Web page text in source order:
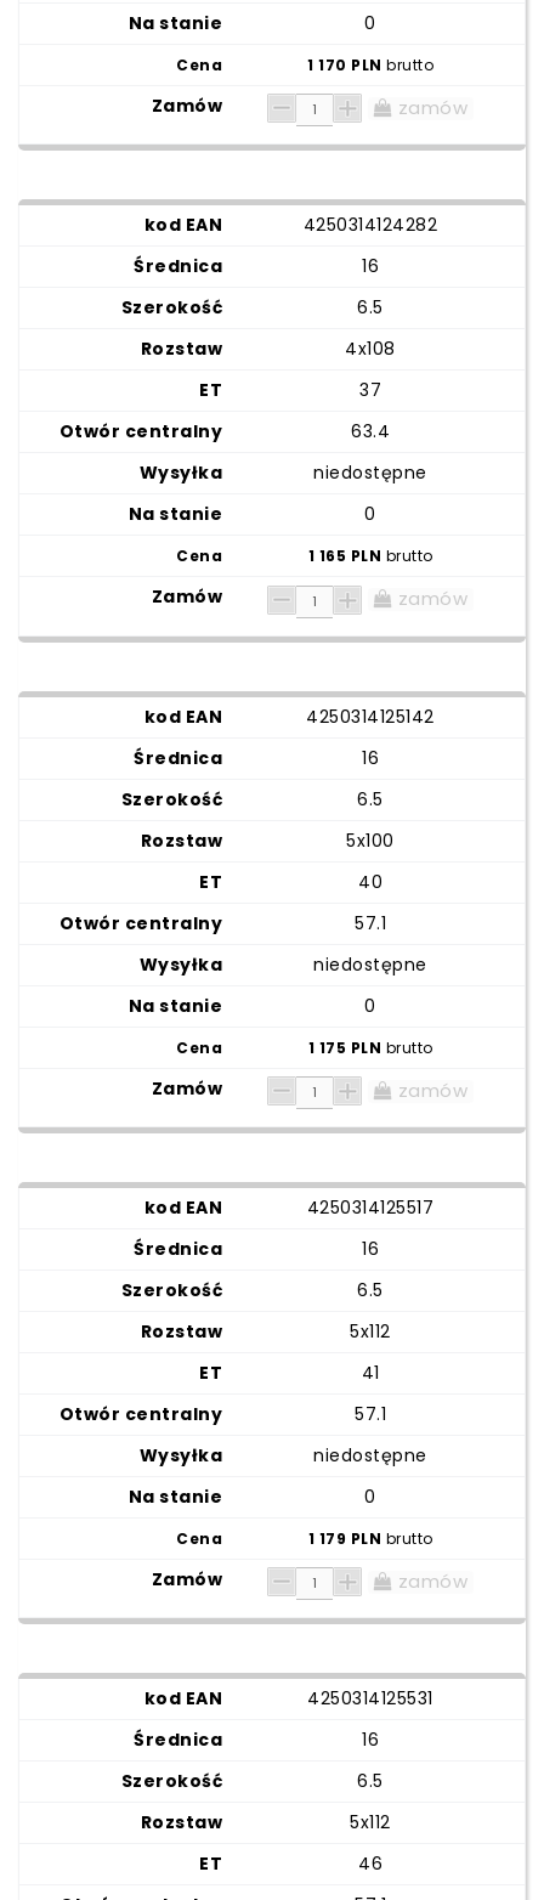
0
1 170 PLNbrutto
zamów
4250314124282
16
6.5
4x108
37
63.4
niedostępne
0
1 165 PLN brutto
zamów
4250314125142
16
6.5
5x100
40
57.1
niedostępne
0
1 175 PLN brutto
zamów
4250314125517
16
6.5
5x112
41
57.1
niedostępne
0
1 179 PLN brutto
zamów
4250314125531
16
6.5
5x112
46